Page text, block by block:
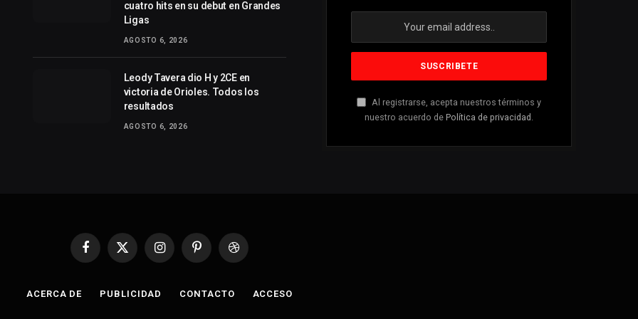
cuatro hits en su debut en Grandes
Ligas
AGOSTO 6, 2026
Leody Tavera dio H y 2CE en
victoria de Orioles. Todos los
resultados
AGOSTO 6, 2026
Al registrarse, acepta nuestros términos y
nuestro acuerdo dePolítica de privacidad .
Facebook
X
InstagramPinterestDribbble
ACERCA DE PUBLICIDAD CONTACTO ACCESO